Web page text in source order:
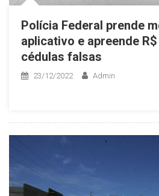
Polícia Federal prende
aplicativo e apreende R$
cédulas falsas
23/12/2022 Admin